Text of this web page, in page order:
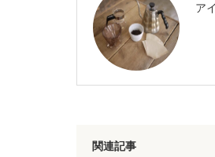
ア
関連記事